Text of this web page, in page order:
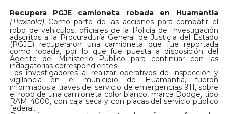
Recupera PGJE camioneta robada en Huamantla
(Tlaxcala) Como parte de las acciones para combatir el
robo de vehículos, oficiales de la Policía de Investigación
adscritos a la Procuraduría General de Justicia del Estado
(PGJE) recuperaron una camioneta que fue reportada
como robada, por lo que fue puesta a disposición del
Agente del Ministerio Público para continuar con las
indagatorias correspondientes.
Los investigadores al realizar operativos de inspección y
vigilancia en el municipio de Huamantla, fueron
informados a través del servicio de emergencias 911, sobre
el robo de una camioneta color blanco, marca Dodge, tipo
RAM 4000, con caja seca y con placas del servicio público
federal.